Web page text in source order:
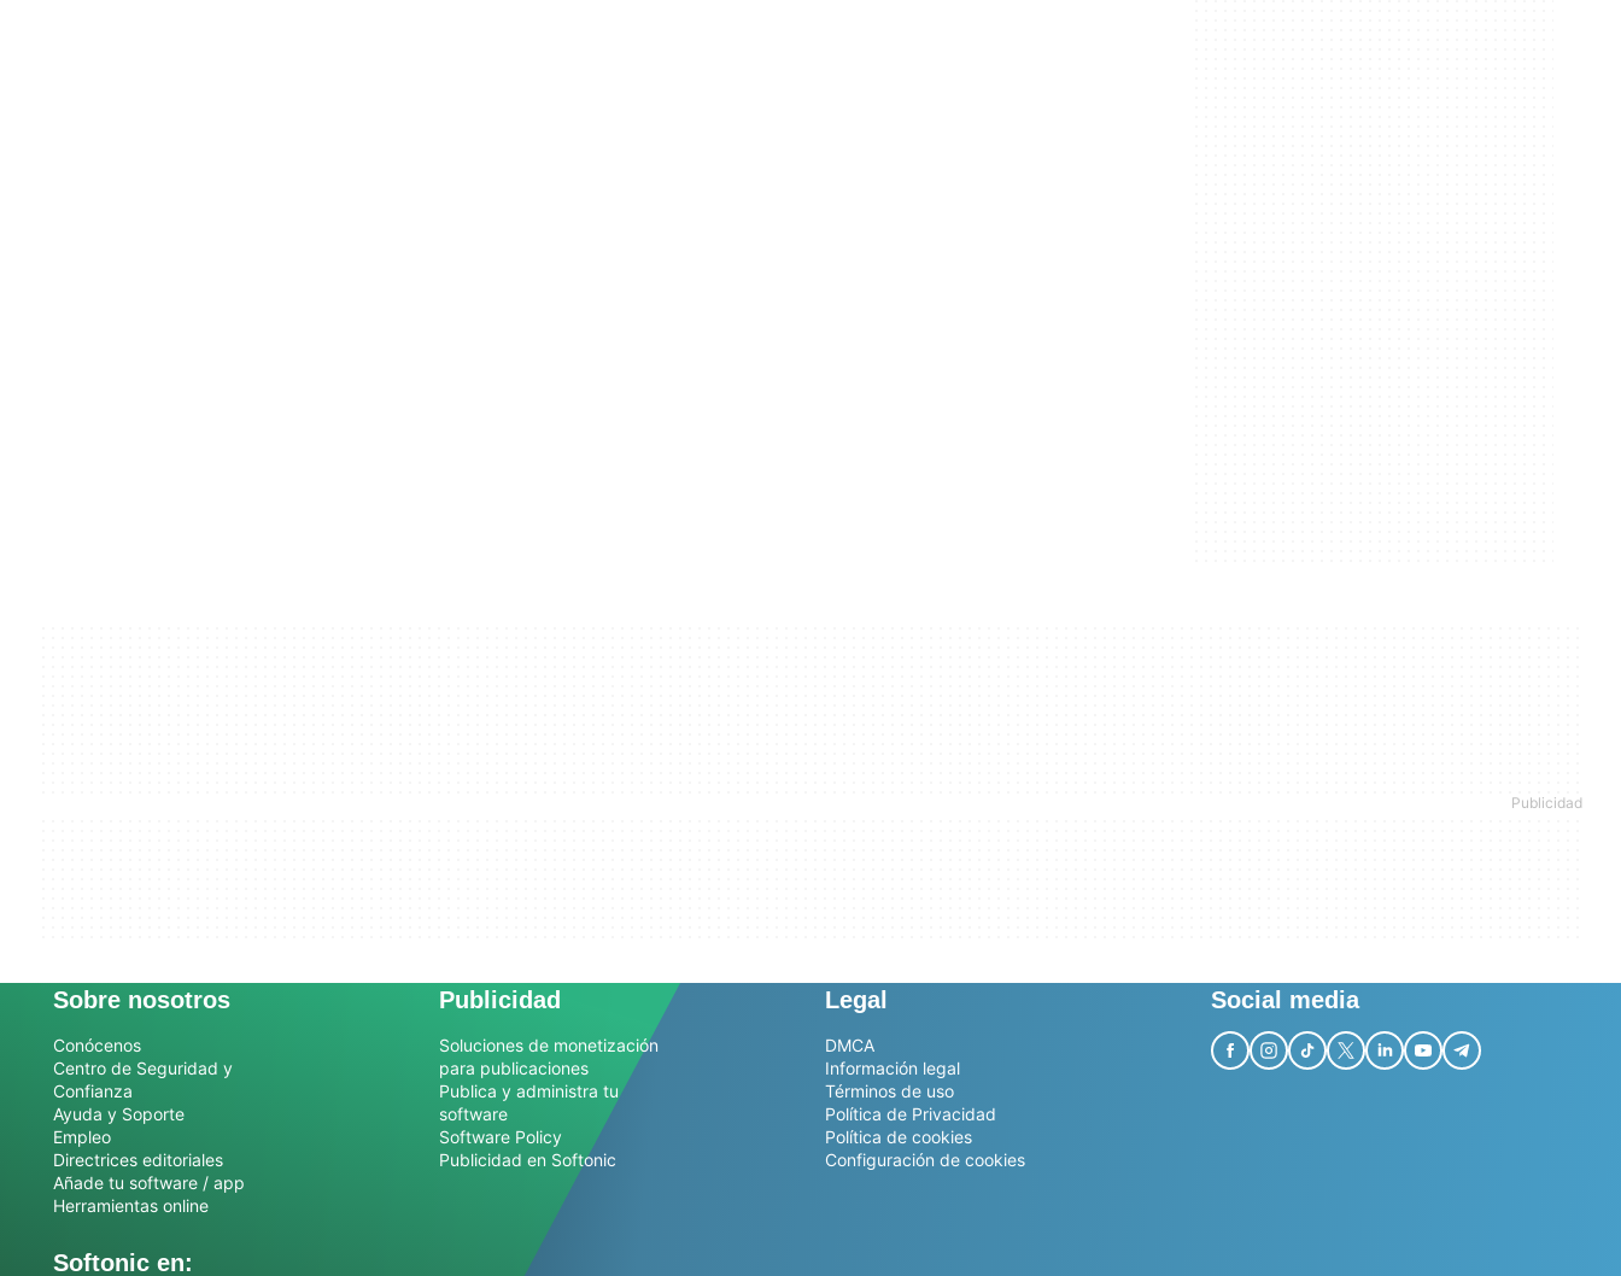
Sobre nosotros
Conócenos
Centro de Seguridad y
Confianza
Ayuda y Soporte
Empleo
Directrices editoriales
Añade tu software / app
Herramientas online
Publicidad
Soluciones de monetización
para publicaciones
Publica y administra tu
software
Software Policy
Publicidad en Softonic
Legal
DMCA
Información legal
Términos de uso
Política de Privacidad
Política de cookies
Configuración de cookies
Social media
Softonic en: